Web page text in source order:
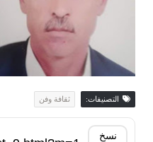
التصنيفات: ثقافة وفن
نسخ